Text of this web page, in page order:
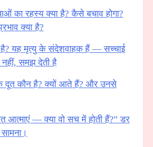
का रहस्य क्या है? कैसे बचाव होगा?
क्या है?
यह मृत्यु के संदेशवाहक हैं — सच्चाई
समझ देती है
दूत कौन है? क्यों आते हैं? और उनसे
आत्माएं — क्या वो सच में होती हैं?” डर